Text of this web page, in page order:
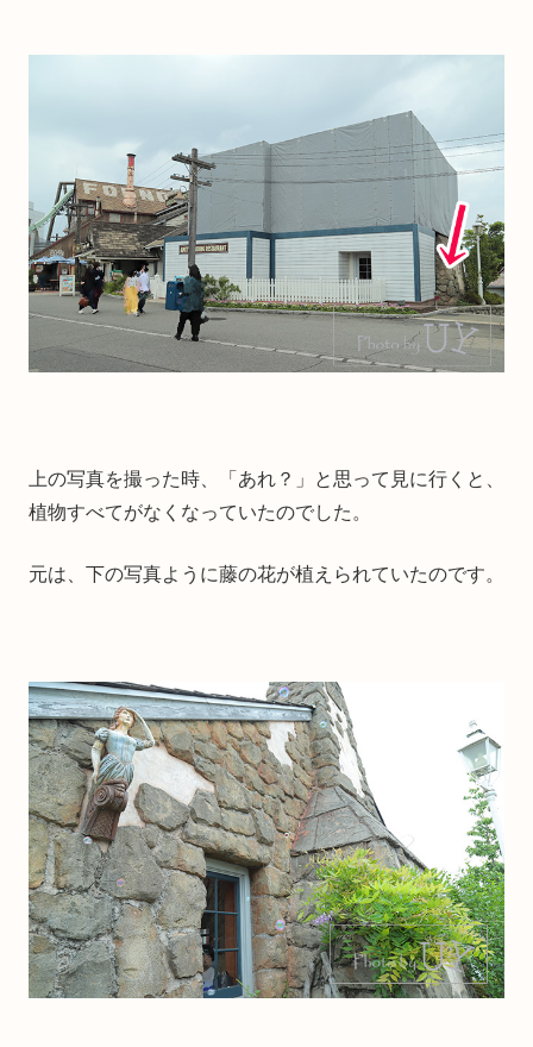
上の写真を撮った時、「あれ？」と思って見に行くと、
植物すべてがなくなっていたのでした。
元は、下の写真ように藤の花が植えられていたのです。